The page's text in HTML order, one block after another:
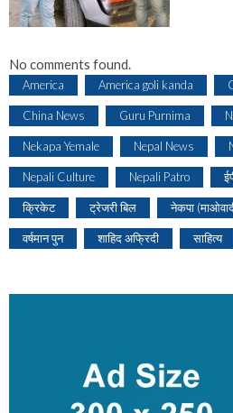
No comments found.
America America goli kanda
China News Guru Purnima
Nekapa Yemale Nepal News
Nepali Culture Nepali Patro
क्रिकेट ट्रेजरी बिल नेकपा
वर्षमान पुन शाहिद अफ्रिदी साहित्य